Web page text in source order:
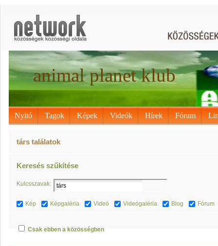
animal planet klub
Nyitó Tagok Képek Videók Hírek Fórum
társ találatok
Keresés szűkítése
Kulcsszavak:
Kép Képgaléria Videó Videógaléria Blog Fórum
Csak ebben a közösségben